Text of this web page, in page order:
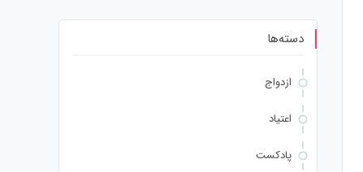
دسته‌ها
ازدواج
اعتیاد
پادکست